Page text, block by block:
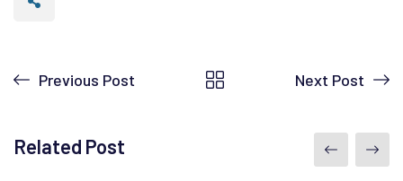
Previous Post Next Post
Related Post